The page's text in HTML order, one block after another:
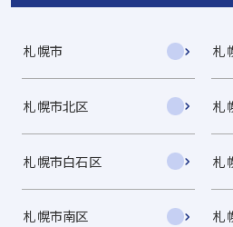
札幌市 札
札幌市北区 札
札幌市白石区 札
札幌市南区 札